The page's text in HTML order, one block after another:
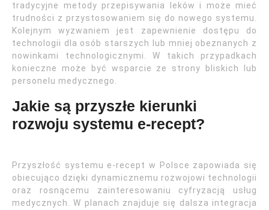
tradycyjne metody przepisywania leków i może mieć
trudności z przystosowaniem się do nowego systemu.
Kolejnym wyzwaniem jest zapewnienie dostępu do
technologii dla osób starszych lub mniej obeznanych z
nowinkami technologicznymi. W takich przypadkach
konieczne może być wsparcie ze strony bliskich lub
personelu medycznego.
Jakie są przyszłe kierunki
rozwoju systemu e-recept?
Przyszłość systemu e-recept w Polsce zapowiada się
obiecująco dzięki dynamicznemu rozwojowi technologii
oraz rosnącemu zainteresowaniu cyfryzacją usług
medycznych. W planach znajduje się dalsza integracja